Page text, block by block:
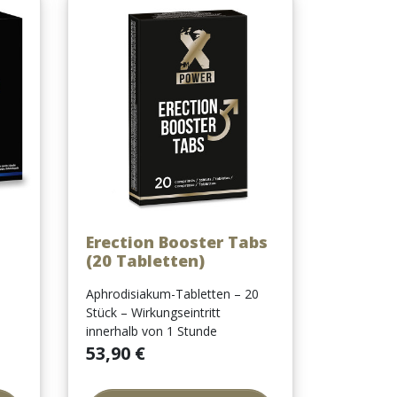
Vorschau
Erection Booster Tabs
(20 Tabletten)
Aphrodisiakum-Tabletten – 20
Stück – Wirkungseintritt
innerhalb von 1 Stunde
Preis
53,90 €